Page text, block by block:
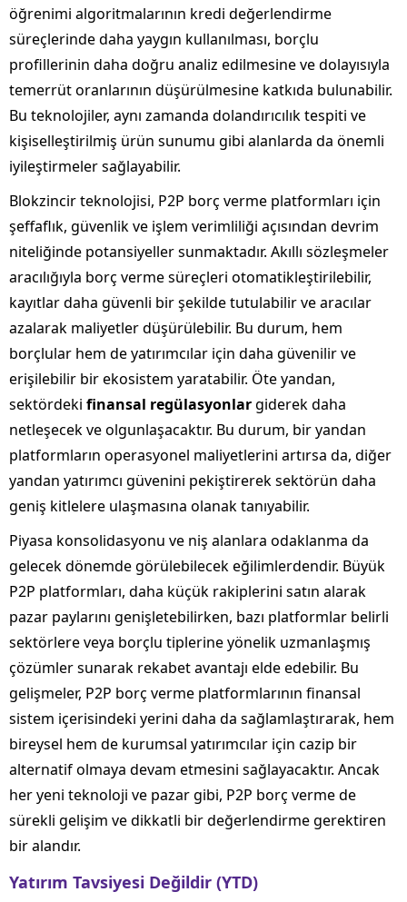
öğrenimi algoritmalarının kredi değerlendirme
süreçlerinde daha yaygın kullanılması, borçlu
profillerinin daha doğru analiz edilmesine ve dolayısıyla
temerrüt oranlarının düşürülmesine katkıda bulunabilir.
Bu teknolojiler, aynı zamanda dolandırıcılık tespiti ve
kişiselleştirilmiş ürün sunumu gibi alanlarda da önemli
iyileştirmeler sağlayabilir.
Blokzincir teknolojisi, P2P borç verme platformları için
şeffaflık, güvenlik ve işlem verimliliği açısından devrim
niteliğinde potansiyeller sunmaktadır. Akıllı sözleşmeler
aracılığıyla borç verme süreçleri otomatikleştirilebilir,
kayıtlar daha güvenli bir şekilde tutulabilir ve aracılar
azalarak maliyetler düşürülebilir. Bu durum, hem
borçlular hem de yatırımcılar için daha güvenilir ve
erişilebilir bir ekosistem yaratabilir. Öte yandan,
sektördeki finansal regülasyonlargiderek daha
netleşecek ve olgunlaşacaktır. Bu durum, bir yandan
platformların operasyonel maliyetlerini artırsa da, diğer
yandan yatırımcı güvenini pekiştirerek sektörün daha
geniş kitlelere ulaşmasına olanak tanıyabilir.
Piyasa konsolidasyonu ve niş alanlara odaklanma da
gelecek dönemde görülebilecek eğilimlerdendir. Büyük
P2P platformları, daha küçük rakiplerini satın alarak
pazar paylarını genişletebilirken, bazı platformlar belirli
sektörlere veya borçlu tiplerine yönelik uzmanlaşmış
çözümler sunarak rekabet avantajı elde edebilir. Bu
gelişmeler, P2P borç verme platformlarının finansal
sistem içerisindeki yerini daha da sağlamlaştırarak, hem
bireysel hem de kurumsal yatırımcılar için cazip bir
alternatif olmaya devam etmesini sağlayacaktır. Ancak
her yeni teknoloji ve pazar gibi, P2P borç verme de
sürekli gelişim ve dikkatli bir değerlendirme gerektiren
bir alandır.
Yatırım Tavsiyesi Değildir (YTD)